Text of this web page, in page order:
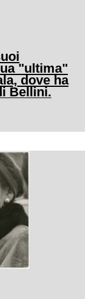
"ultima"
dove ha
Bellini.